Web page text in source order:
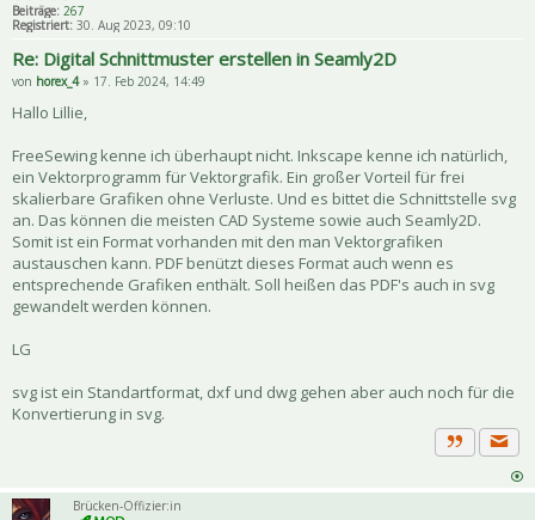
Beiträge: 267
Registriert: 30. Aug 2023, 09:10
Re: Digital Schnittmuster erstellen in Seamly2D
von horex_4» 17. Feb 2024, 14:49
Hallo Lillie,
FreeSewing kenne ich überhaupt nicht. Inkscape kenne ich natürlich,
ein Vektorprogramm für Vektorgrafik. Ein großer Vorteil für frei
skalierbare Grafiken ohne Verluste. Und es bittet die Schnittstelle svg
an. Das können die meisten CAD Systeme sowie auch Seamly2D.
Somit ist ein Format vorhanden mit den man Vektorgrafiken
austauschen kann. PDF benützt dieses Format auch wenn es
entsprechende Grafiken enthält. Soll heißen das PDF's auch in svg
gewandelt werden können.
LG
svg ist ein Standartformat, dxf und dwg gehen aber auch noch für die
Konvertierung in svg.
Zitat
Brücken-Offizier:in